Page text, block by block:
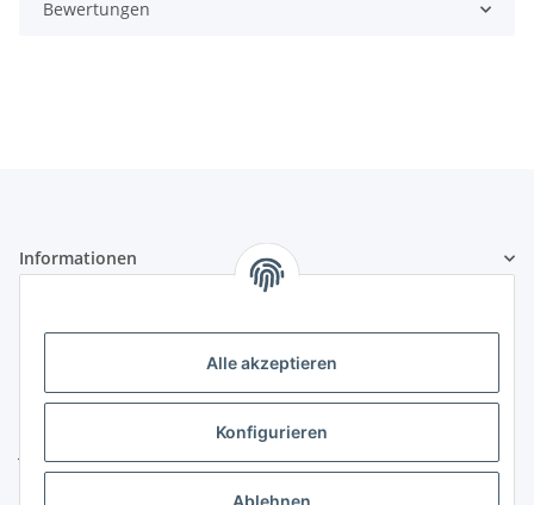
Alle akzeptieren
Konfigurieren
Bewertungen
Informationen
Janßen Mediterrane Baustoffe
u. Handels GmbH